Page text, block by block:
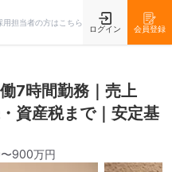
用担当者の方はこちら
ログイン 会員登録
7時間勤務｜売上
資産税まで｜安定基
900万円